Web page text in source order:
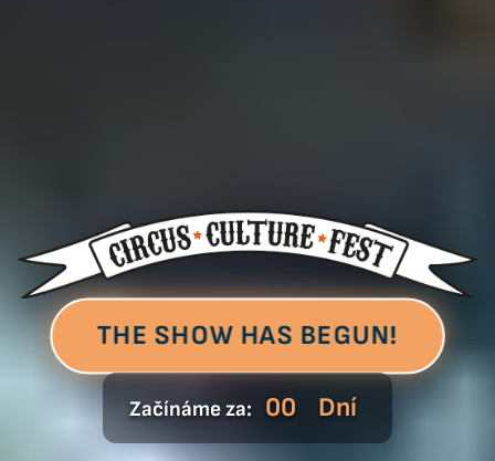
THE SHOW HAS BEGUN!
Začínáme za: 00 Dní